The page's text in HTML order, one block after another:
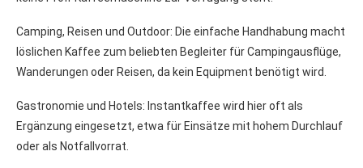
Camping, Reisen und Outdoor: Die einfache Handhabung macht
löslichen Kaffee zum beliebten Begleiter für Campingausflüge,
Wanderungen oder Reisen, da kein Equipment benötigt wird.
Gastronomie und Hotels: Instantkaffee wird hier oft als
Ergänzung eingesetzt, etwa für Einsätze mit hohem Durchlauf
oder als Notfallvorrat.